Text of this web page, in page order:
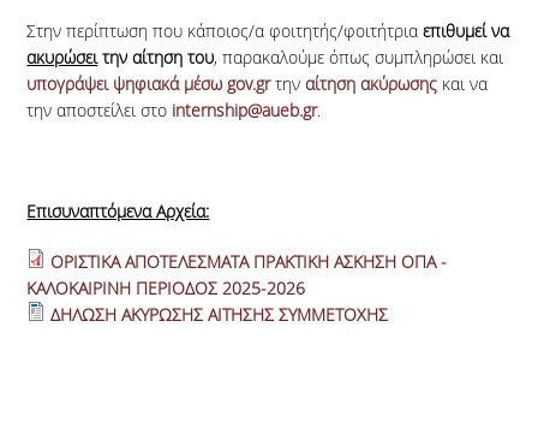
Στην περίπτωση που κάποιος/α φοιτητής/φοιτήτριαεπιθυμεί να
ακυρώσειτην αίτηση του, παρακαλούμε όπως συμπληρώσει και
υπογράψει ψηφιακά μέσω gov.grτηναίτηση ακύρωσης και να
την αποστείλει στο internship@aueb.gr.
Επισυναπτόμενα Αρχεία:
ΟΡΙΣΤΙΚΑ ΑΠΟΤΕΛΕΣΜΑΤΑ ΠΡΑΚΤΙΚΗ ΑΣΚΗΣΗ ΟΠΑ -
ΚΑΛΟΚΑΙΡΙΝΗ ΠΕΡΙΟΔΟΣ 2025-2026
ΔΗΛΩΣΗ ΑΚΥΡΩΣΗΣ ΑΙΤΗΣΗΣ ΣΥΜΜΕΤΟΧΗΣ